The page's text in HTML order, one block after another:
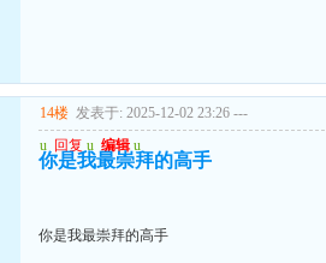
14楼 发表于: 2025-12-02 23:26 ---
u 回复 u 编辑 u
你是我最崇拜的高手
你是我最崇拜的高手